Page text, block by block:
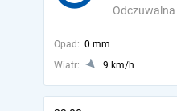
Odczuwalna
Opad: 0 mm
Wiatr:
9 km/h